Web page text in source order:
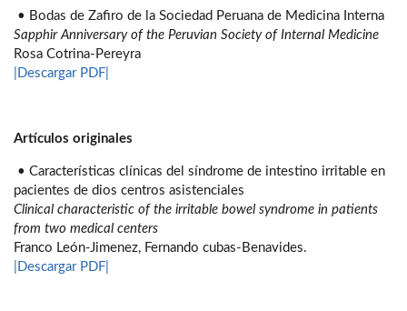
• Bodas de Zafiro de la Sociedad Peruana de Medicina Interna
Sapphir Anniversary of the Peruvian Society of Internal Medicine
Rosa Cotrina-Pereyra
|Descargar PDF|
Artículos originales
• Características clínicas del síndrome de intestino irritable en
pacientes de dios centros asistenciales
Clinical characteristic of the irritable bowel syndrome in patients
from two medical centers
Franco León-Jimenez, Fernando cubas-Benavides.
|Descargar PDF|